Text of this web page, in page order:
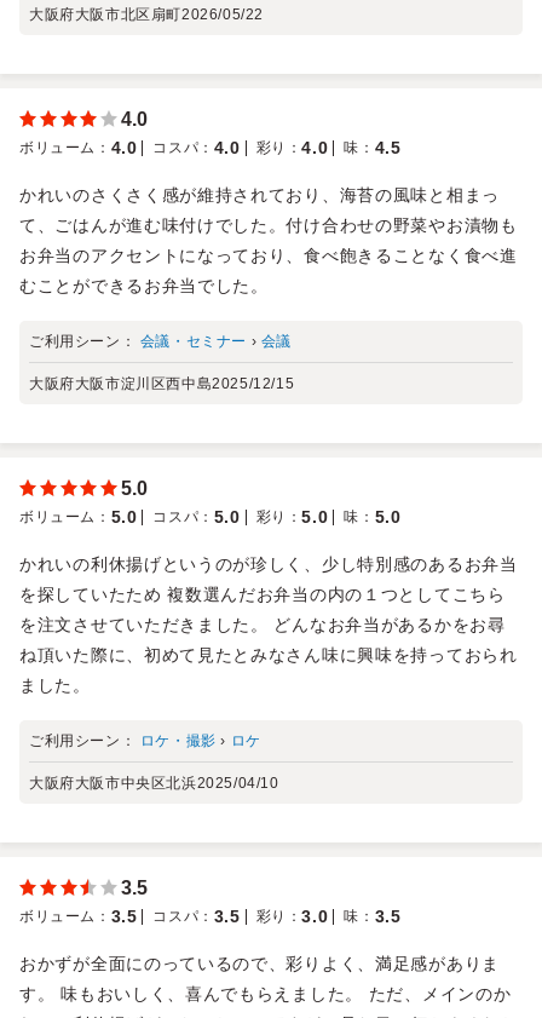
大阪府大阪市北区扇町2026/05/22
4.0
ボリューム ： 4.0 コスパ ： 4.0 彩り ：4.0 味 ： 4.5
かれいのさくさく感が維持されており、海苔の風味と相まっ
て、ごはんが進む味付けでした。付け合わせの野菜やお漬物も
お弁当のアクセントになっており、食べ飽きることなく食べ進
むことができるお弁当でした。
ご利用シーン： 会議・セミナー › 会議
大阪府大阪市淀川区西中島2025/12/15
5.0
ボリューム ： 5.0 コスパ ： 5.0 彩り ：5.0 味 ： 5.0
かれいの利休揚げというのが珍しく、少し特別感のあるお弁当
を探していたため 複数選んだお弁当の内の１つとしてこちら
を注文させていただきました。 どんなお弁当があるかをお尋
ね頂いた際に、初めて見たとみなさん味に興味を持っておられ
ました。
ご利用シーン： ロケ・撮影 › ロケ
大阪府大阪市中央区北浜2025/04/10
3.5
ボリューム ： 3.5 コスパ ： 3.5 彩り ：3.0 味 ： 3.5
おかずが全面にのっているので、彩りよく、満足感がありま
す。 味もおいしく、喜んでもらえました。 ただ、メインのか